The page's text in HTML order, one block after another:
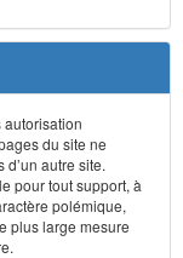
autorisation
du site ne
autre site.
pour tout support, à
polémique,
plus large mesure